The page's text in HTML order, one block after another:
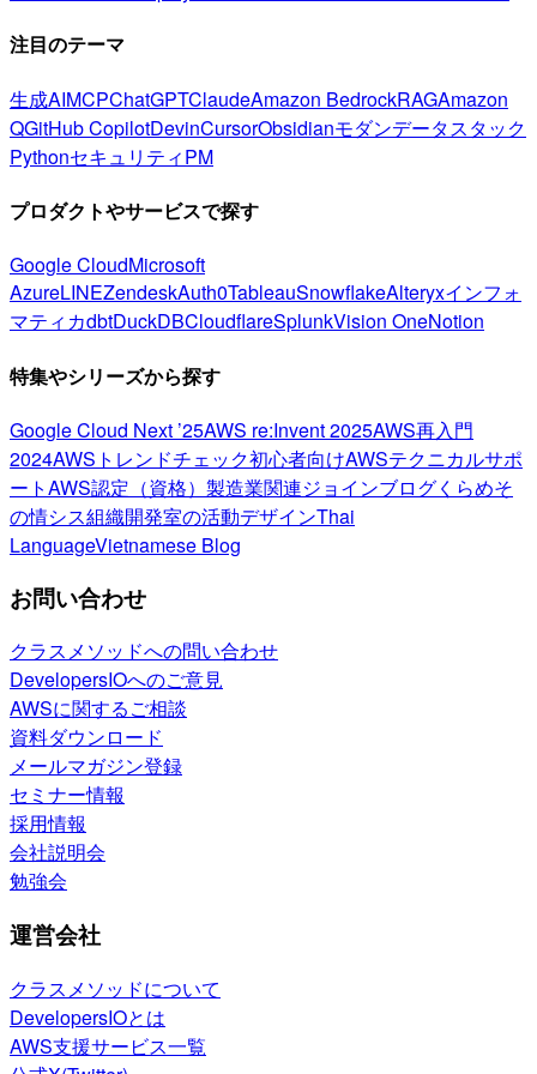
注目のテーマ
生成AIMCPChatGPTClaudeAmazon BedrockRAGAmazon
QGitHub CopilotDevinCursorObsidianモダンデータスタック
PythonセキュリティPM
プロダクトやサービスで探す
Google CloudMicrosoft
AzureLINEZendeskAuth0TableauSnowflakeAlteryxインフォ
マティカdbtDuckDBCloudflareSplunkVision OneNotion
特集やシリーズから探す
Google Cloud Next ’25AWS re:Invent 2025AWS再入門
2024AWSトレンドチェック初心者向けAWSテクニカルサポ
ートAWS認定（資格） 製造業関連ジョインブログくらめそ
の情シス組織開発室の活動デザインThai
LanguageVietnamese Blog
お問い合わせ
クラスメソッドへの問い合わせ
DevelopersIOへのご意見
AWSに関するご相談
資料ダウンロード
メールマガジン登録
セミナー情報
採用情報
会社説明会
勉強会
運営会社
クラスメソッドについて
DevelopersIOとは
AWS支援サービス一覧